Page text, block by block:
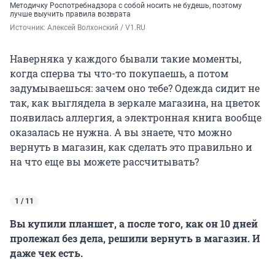
Методичку Роспотребнадзора с собой носить не будешь, поэтому
лучше выучить правила возврата
Источник: Алексей Волхонский / V1.RU
Наверняка у каждого бывали такие моменты,
когда сперва ты что-то покупаешь, а потом
задумываешься: зачем оно тебе? Одежда сидит не
так, как выглядела в зеркале магазина, на цветок
появилась аллергия, а электронная книга вообще
оказалась не нужна. А вы знаете, что можно
вернуть в магазин, как сделать это правильно и
на что еще вы можете рассчитывать?
1 / 11
Вы купили планшет, а после того, как он 10 дней
пролежал без дела, решили вернуть в магазин. И
даже чек есть.